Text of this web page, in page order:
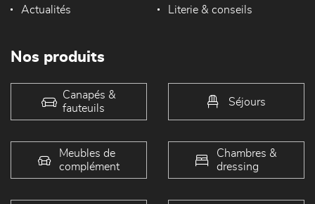
Actualités Literie & conseils
Nos produits
Canapés &
fauteuils
Séjours
Meubles de
complément
Chambres &
dressing